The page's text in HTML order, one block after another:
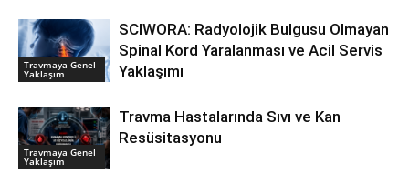
Travmaya Genel
Yaklaşım
SCIWORA: Radyolojik Bulgusu Olmayan
Spinal Kord Yaralanması ve Acil Servis
Yaklaşımı
Travmaya Genel
Yaklaşım
Travma Hastalarında Sıvı ve Kan
Resüsitasyonu